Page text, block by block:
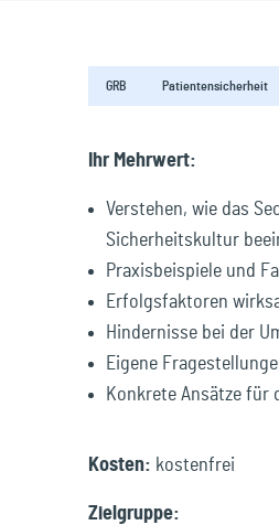
GRB Patientensicherheit
Ihr Mehrwert:
Verstehen, wie das
Sicherheitskultur
Praxisbeispiele und
Erfolgsfaktoren
Hindernisse bei der
Eigene
Konkrete Ansätze für
Kosten: kostenfrei
Zielgruppe: